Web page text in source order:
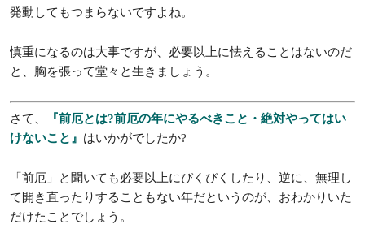
前厄に限らず、本厄だろうが後厄だろうが、気にしすぎは一番
とくに「前厄だからどうせ悪いんだ」「厄だからうまくいかな
いんだ」と、自分の努力不足などを棚に上げて、いじけている
ようでは、どんな幸運もあなたに対して背を向けてしまいま
す。
「前厄だから気を付けよう」ならともかく、厄のせいにして、
だらけてしまうのだけはやめましょう。